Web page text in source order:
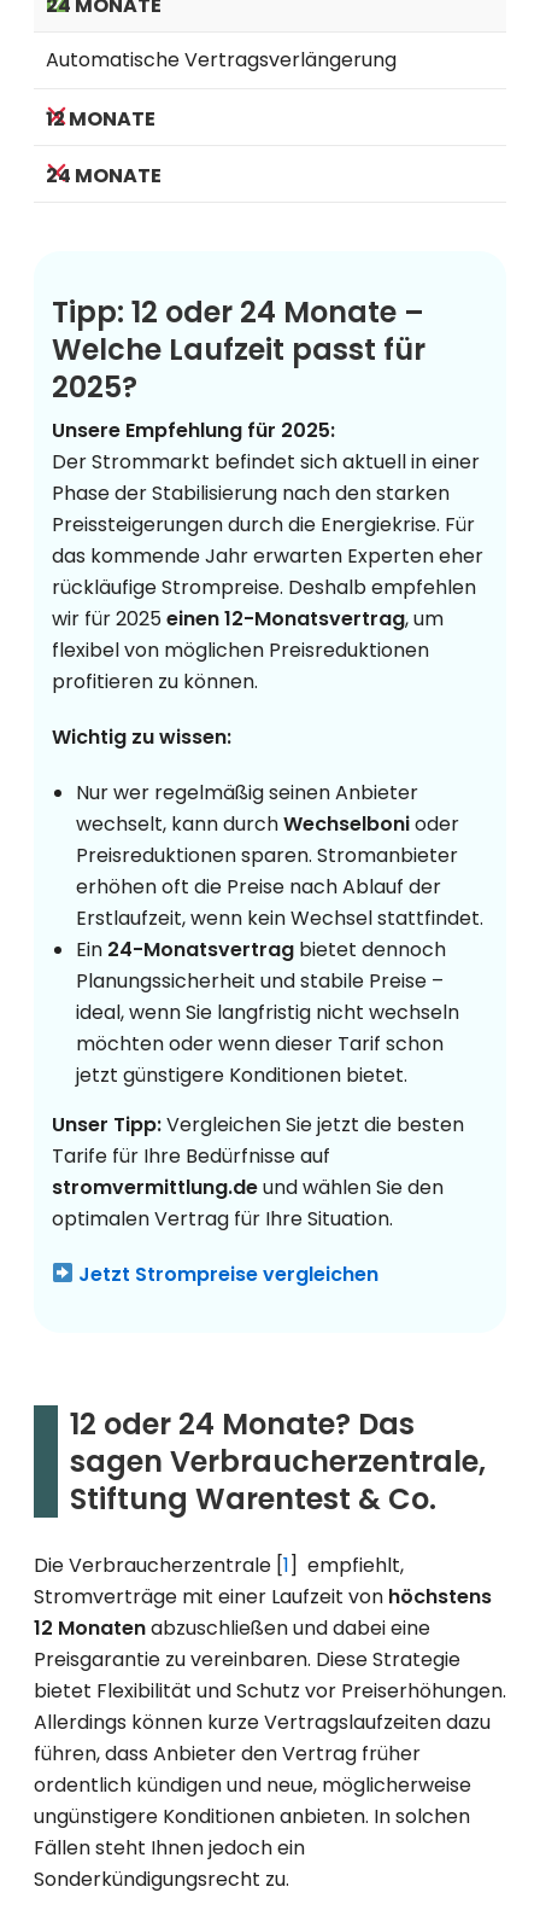
Automatische Vertragsverlängerung
Tipp: 12 oder 24 Monate –
Welche Laufzeit passt für
2025?
Unsere Empfehlung für 2025:
Der Strommarkt befindet sich aktuell in einer
Phase der Stabilisierung nach den starken
Preissteigerungen durch die Energiekrise. Für
das kommende Jahr erwarten Experten eher
rückläufige Strompreise. Deshalb empfehlen
wir für 2025einen 12-Monatsvertrag, um
flexibel von möglichen Preisreduktionen
profitieren zu können.
Wichtig zu wissen:
Nur wer regelmäßig seinen Anbieter
wechselt, kann durchWechselbonioder
Preisreduktionen sparen. Stromanbieter
erhöhen oft die Preise nach Ablauf der
Erstlaufzeit, wenn kein Wechsel stattfindet.
Ein 24-Monatsvertrag bietet dennoch
Planungssicherheit und stabile Preise –
ideal, wenn Sie langfristig nicht wechseln
möchten oder wenn dieser Tarif schon
jetzt günstigere Konditionen bietet.
Unser Tipp:Vergleichen Sie jetzt die besten
Tarife für Ihre Bedürfnisse auf
stromvermittlung.deund wählen Sie den
optimalen Vertrag für Ihre Situation.
Jetzt Strompreise vergleichen
12 oder 24 Monate? Das
sagen Verbraucherzentrale,
Stiftung Warentest & Co.
Die Verbraucherzentrale [1] empfiehlt,
Stromverträge mit einer Laufzeit von höchstens
12 Monatenabzuschließen und dabei eine
Preisgarantie zu vereinbaren. Diese Strategie
bietet Flexibilität und Schutz vor Preiserhöhungen.
Allerdings können kurze Vertragslaufzeiten dazu
führen, dass Anbieter den Vertrag früher
ordentlich kündigen und neue, möglicherweise
ungünstigere Konditionen anbieten. In solchen
Fällen steht Ihnen jedoch ein
Sonderkündigungsrecht zu.